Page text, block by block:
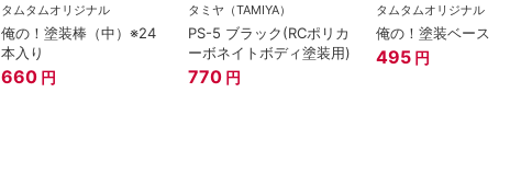
タムタムオリジナル
俺の！塗装棒（中）※24
本入り
660 円
タミヤ（TAMIYA）
PS-5 ブラック(RCポリカ
ーボネイトボディ塗装用)
770 円
タムタムオリジナル
俺の！塗装ベース
495 円